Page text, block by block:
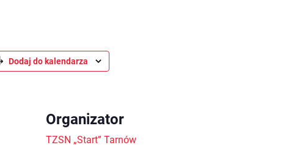
Dodaj do kalendarza
Organizator
TZSN „Start” Tarnów